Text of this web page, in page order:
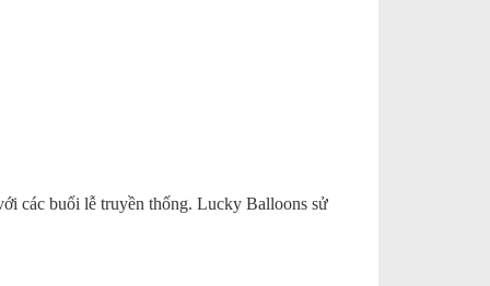
các buổi lễ truyền thống. Lucky Balloons sử